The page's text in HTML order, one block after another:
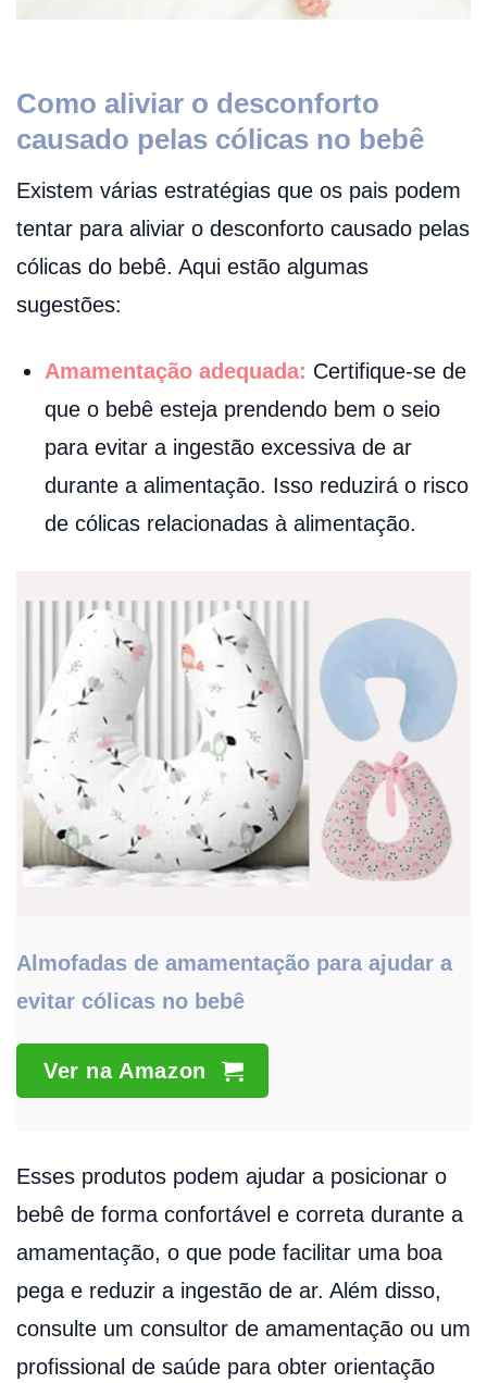
Como aliviar o desconforto
causado pelas cólicas no bebê
Existem várias estratégias que os pais podem
tentar para aliviar o desconforto causado pelas
cólicas do bebê. Aqui estão algumas
sugestões:
Amamentação adequada: Certifique-se de
que o bebê esteja prendendo bem o seio
para evitar a ingestão excessiva de ar
durante a alimentação. Isso reduzirá o risco
de cólicas relacionadas à alimentação.
Almofadas de amamentação para ajudar a
evitar cólicas no bebê
Ver na Amazon
Esses produtos podem ajudar a posicionar o
bebê de forma confortável e correta durante a
amamentação, o que pode facilitar uma boa
pega e reduzir a ingestão de ar. Além disso,
consulte um consultor de amamentação ou um
profissional de saúde para obter orientação